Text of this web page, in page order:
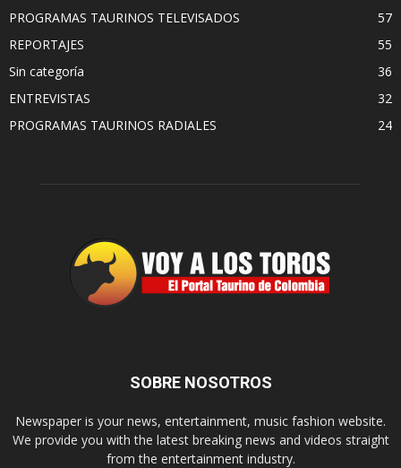
PROGRAMAS TAURINOS TELEVISADOS
57
REPORTAJES
55
Sin categoría
36
ENTREVISTAS
32
PROGRAMAS TAURINOS RADIALES
24
SOBRE NOSOTROS
Newspaper is your news, entertainment, music fashion website.
We provide you with the latest breaking news and videos straight
from the entertainment industry.